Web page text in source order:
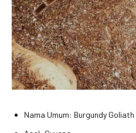
Nama Umum: Burgundy